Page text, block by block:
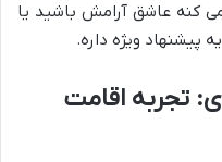
کنه عاشق آرامش باشید یا
پیشنهاد ویژه داره.
تجربه اقامت